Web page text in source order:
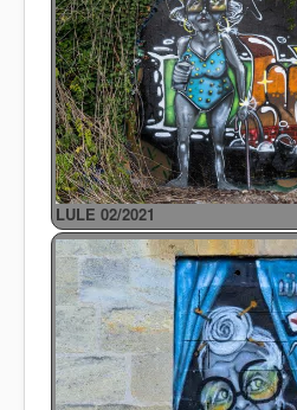
LULE 02/2021